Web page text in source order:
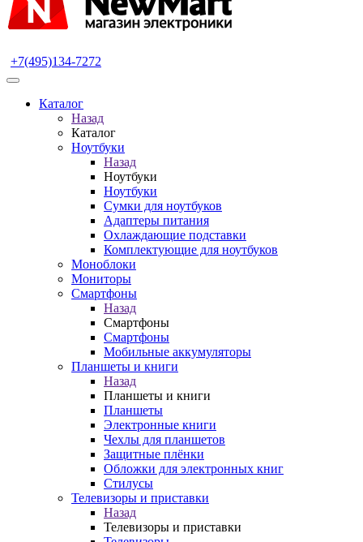
+7(495)134-7272
Каталог
Назад
Каталог
Ноутбуки
Назад
Ноутбуки
Ноутбуки
Сумки для ноутбуков
Адаптеры питания
Охлаждающие подставки
Комплектующие для ноутбуков
Моноблоки
Мониторы
Смартфоны
Назад
Смартфоны
Смартфоны
Мобильные аккумуляторы
Планшеты и книги
Назад
Планшеты и книги
Планшеты
Электронные книги
Чехлы для планшетов
Защитные плёнки
Обложки для электронных книг
Стилусы
Телевизоры и приставки
Назад
Телевизоры и приставки